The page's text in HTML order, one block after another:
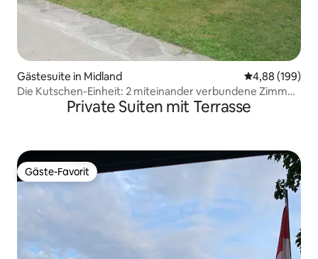
Gästesuite in Midland
4,88 (199)
Die Kutschen-Einheit: 2 miteinander verbundene Zimmer,
1 BadezimmerPrivate Suiten mit Terrasse
Gäste-Favorit
Gäste-Favorit